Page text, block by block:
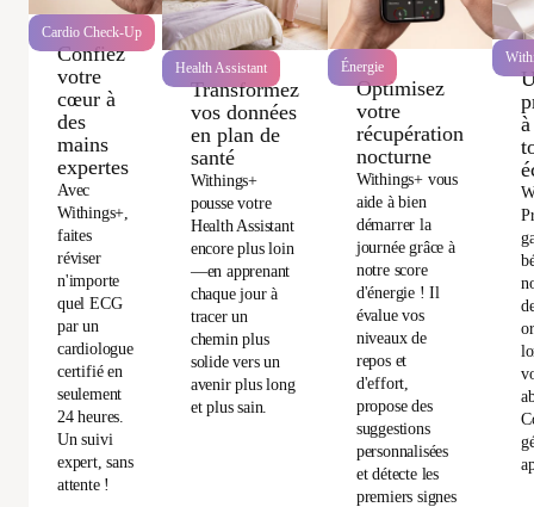
Cardio Check-Up
Confiez
votre
cœur à
des
mains
expertes
Avec
Withings+,
faites
réviser
n'importe
quel ECG
par un
cardiologue
certifié en
seulement
24 heures.
Un suivi
expert, sans
attente !
Health Assistant
Transformez
vos données
en plan de
santé
Withings+
pousse votre
Health Assistant
encore plus loin
—en apprenant
chaque jour à
tracer un
chemin plus
solide vers un
avenir plus long
et plus sain.
Énergie
Optimisez
votre
récupération
nocturne
Withings+ vous
aide à bien
démarrer la
journée grâce à
notre score
d'énergie ! Il
évalue vos
niveaux de
repos et
d'effort,
propose des
suggestions
personnalisées
et détecte les
premiers signes